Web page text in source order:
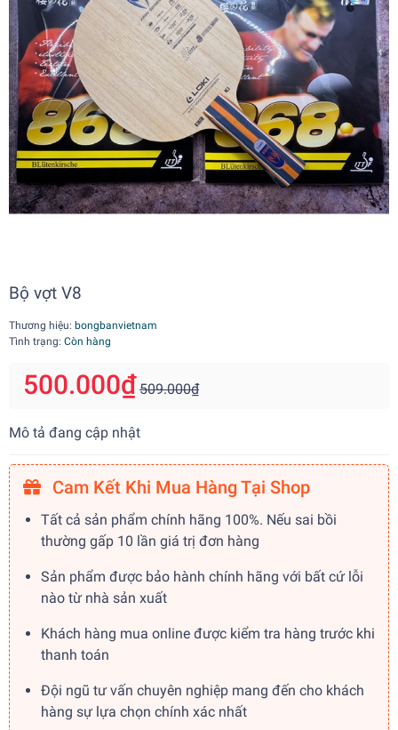
Bộ vợt V8
Thương hiệu: bongbanvietnam
Tình trạng: Còn hàng
500.000₫ 509.000₫
Mô tả đang cập nhật
Cam Kết Khi Mua Hàng Tại Shop
Tất cả sản phẩm chính hãng 100%. Nếu sai bồi
thường gấp 10 lần giá trị đơn hàng
Sản phẩm được bảo hành chính hãng với bất cứ lỗi
nào từ nhà sản xuất
Khách hàng mua online được kiểm tra hàng trước khi
thanh toán
Đội ngũ tư vấn chuyên nghiệp mang đến cho khách
hàng sự lựa chọn chính xác nhất